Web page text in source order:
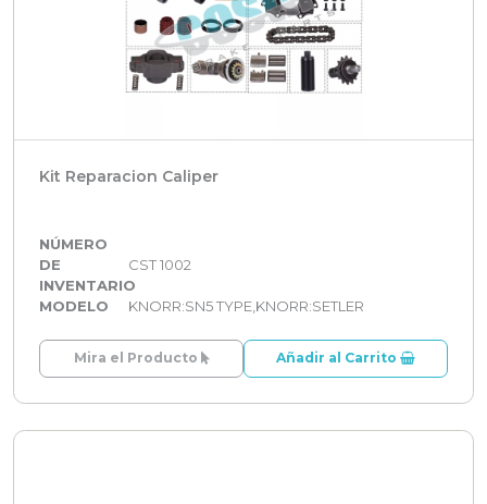
Kit Reparacion Caliper
NÚMERO
DE
INVENTARIO
CST 1002
MODELO KNORR:SN5 TYPE,KNORR:SETLER
Mira el Producto Añadir al Carrito